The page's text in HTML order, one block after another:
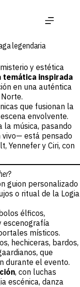
legendaria
y estética
temática inspirada
en una auténtica
que fusionan la
envolvente.
música, pasando
está pensado
Yennefer y Ciri, con
?
guion personalizado
o ritual de la Logia
élficos,
escenografía
místicos.
hechiceras, bardos,
que
durante el evento.
, con luchas
escénica, danza